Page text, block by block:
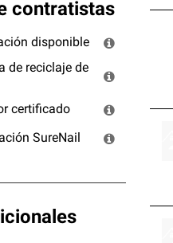
contratistas
disponible
de reciclaje de
certificado
SureNail